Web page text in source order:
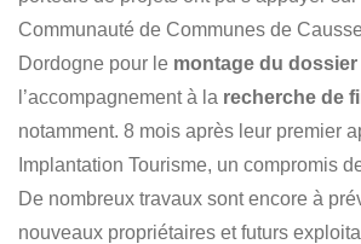
Communauté de Communes de
Dordogne pour le montage du
l’accompagnement à la recherche de
notamment. 8 mois après leur premier
Implantation Tourisme, un compromis
De nombreux travaux sont encore à
nouveaux propriétaires et futurs